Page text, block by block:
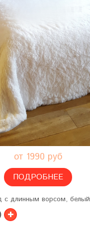
от 1990 руб
ПОДРОБНЕЕ
с длинным ворсом, белый